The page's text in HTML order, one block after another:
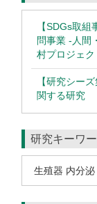
【SDGs取
問事業 -人間
村プロジェク
【研究シー
関する研究
研究キーワ
生殖器 内分